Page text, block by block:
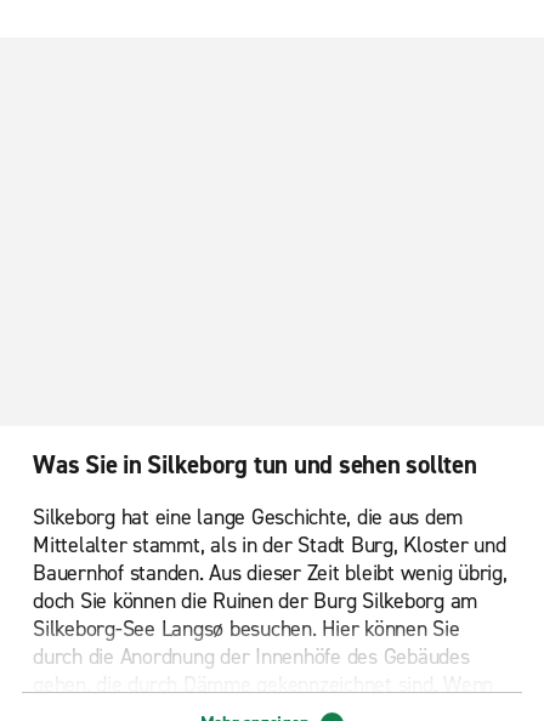
Was Sie in Silkeborg tun und sehen sollten
Silkeborg hat eine lange Geschichte, die aus dem
Mittelalter stammt, als in der Stadt Burg, Kloster und
Bauernhof standen. Aus dieser Zeit bleibt wenig übrig,
doch Sie können die Ruinen der Burg Silkeborg am
Silkeborg-See Langsø besuchen. Hier können Sie
durch die Anordnung der Innenhöfe des Gebäudes
gehen, die durch Dämme gekennzeichnet sind. Wenn
Sie die Stadt und ihre pulsierende Geschichte